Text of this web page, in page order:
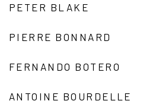
PETER BLAKE
PIERRE BONNARD
FERNANDO BOTERO
ANTOINE BOURDELLE